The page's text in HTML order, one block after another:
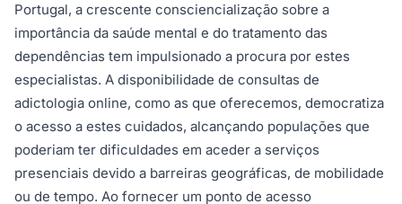
Portugal, a crescente consciencialização sobre a
importância da saúde mental e do tratamento das
dependências tem impulsionado a procura por estes
especialistas. A disponibilidade de consultas de
adictologia online, como as que oferecemos, democratiza
o acesso a estes cuidados, alcançando populações que
poderiam ter dificuldades em aceder a serviços
presenciais devido a barreiras geográficas, de mobilidade
ou de tempo. Ao fornecer um ponto de acesso